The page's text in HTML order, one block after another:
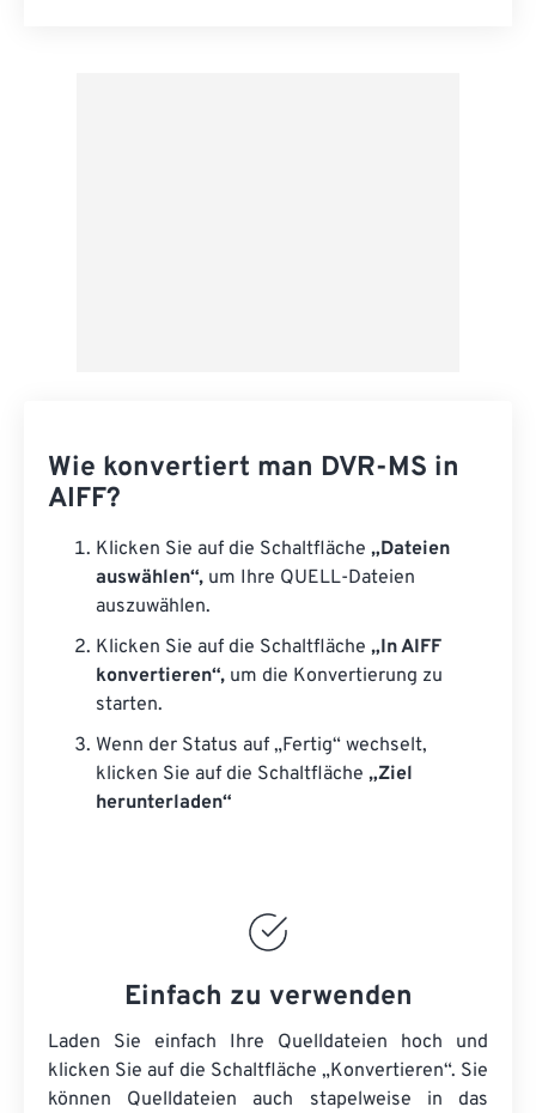
Wie konvertiert man DVR-MS in
AIFF?
Klicken Sie auf die Schaltfläche „Dateien
auswählen“, um Ihre QUELL-Dateien
auszuwählen.
Klicken Sie auf die Schaltfläche „In AIFF
konvertieren“, um die Konvertierung zu
starten.
Wenn der Status auf „Fertig“ wechselt,
klicken Sie auf die Schaltfläche „Ziel
herunterladen“
Einfach zu verwenden
Laden Sie einfach Ihre Quelldateien hoch und
klicken Sie auf die Schaltfläche „Konvertieren“. Sie
können Quelldateien auch stapelweise in das